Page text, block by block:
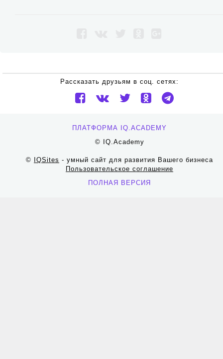
Рассказать друзьям в соц. сетях:
ПЛАТФОРМА IQ.ACADEMY
© IQ.Academy
© IQSites - умный сайт для развития Вашего бизнеса
Пользовательское соглашение
ПОЛНАЯ ВЕРСИЯ